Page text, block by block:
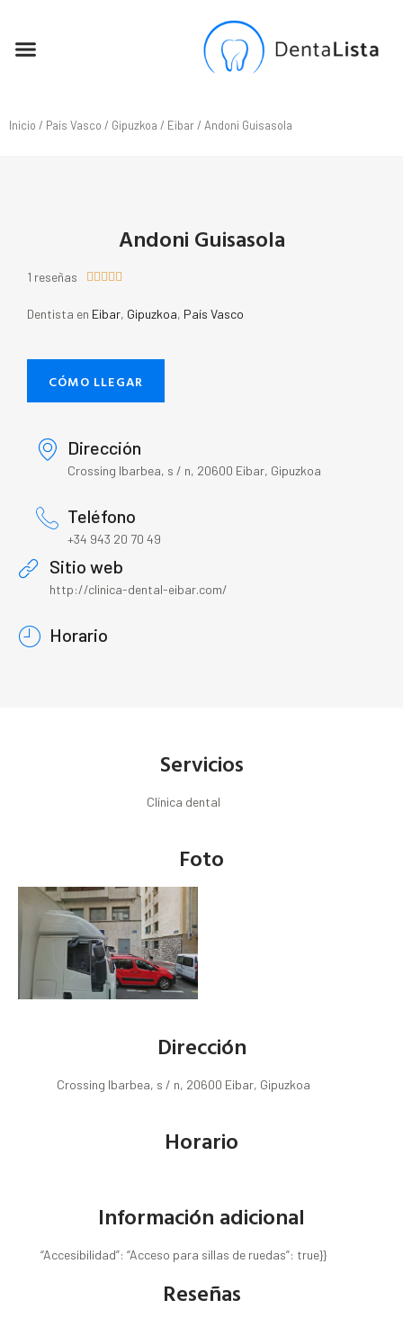
Inicio / País Vasco / Gipuzkoa / Eibar/ Andoni Guisasola
Andoni Guisasola
1 reseñas     
Dentista en Eibar, Gipuzkoa, País Vasco
CÓMO LLEGAR
Dirección
Crossing Ibarbea, s / n, 20600 Eibar, Gipuzkoa
Teléfono
+34 943 20 70 49
Sitio web
http://clinica-dental-eibar.com/
Horario
Servicios
Clínica dental
Foto
Dirección
Crossing Ibarbea, s / n, 20600 Eibar, Gipuzkoa
Horario
Información adicional
“Accesibilidad”: “Acceso para sillas de ruedas”: true}}
Reseñas